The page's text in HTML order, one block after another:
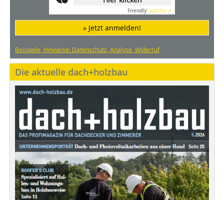
FriendlyCaptcha ⇗
» Jetzt anmelden!
Beispiele, Hinweise: Datenschutz, Analyse, Widerruf
Die aktuelle dach+holzbau